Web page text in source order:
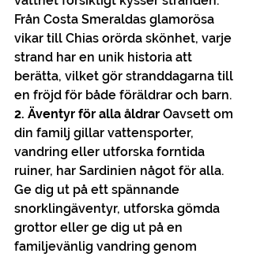
Från Costa Smeraldas glamorösa
vikar till Chias orörda skönhet, varje
strand har en unik historia att
berätta, vilket gör stranddagarna till
en fröjd för både föräldrar och barn.
2. Äventyr för alla åldrar Oavsett om
din familj gillar vattensporter,
vandring eller utforska forntida
ruiner, har Sardinien något för alla.
Ge dig ut på ett spännande
snorklingäventyr, utforska gömda
grottor eller ge dig ut på en
familjevänlig vandring genom